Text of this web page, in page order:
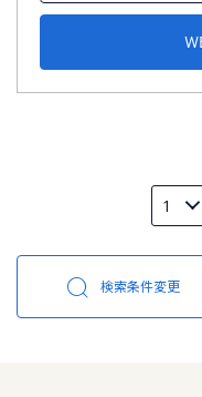
検索条件変更